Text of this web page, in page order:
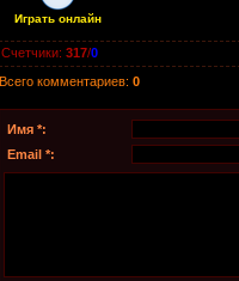
Играть онлайн
Счетчики: 317/0
Всего комментариев: 0
Имя *:
Email *: